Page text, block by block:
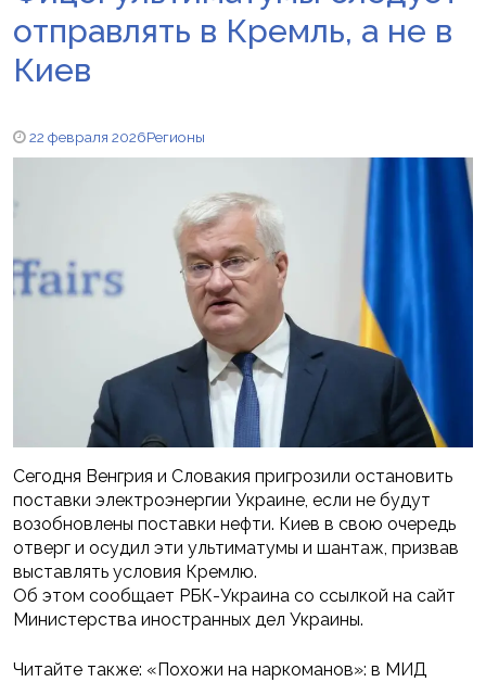
отправлять в Кремль, а не в
Киев
22 февраля 2026Регионы
Сегодня Венгрия и Словакия пригрозили остановить
поставки электроэнергии Украине, если не будут
возобновлены поставки нефти. Киев в свою очередь
отверг и осудил эти ультиматумы и шантаж, призвав
выставлять условия Кремлю.
Об этом сообщает РБК-Украина со ссылкой на сайт
Министерства иностранных дел Украины.
Читайте также: «Похожи на наркоманов»: в МИД